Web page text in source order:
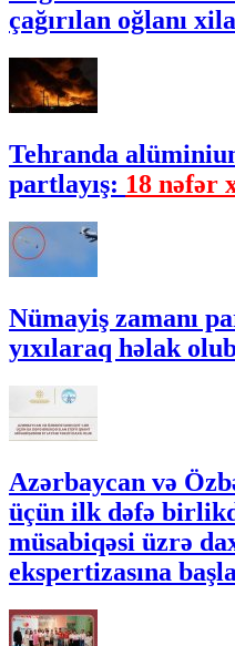
çağırılan oğlanı
Tehranda
partlayış: 18 nəfər
Nümayiş zamanı
yıxılaraq həlak
Azərbaycan və
üçün ilk dəfə
müsabiqəsi üzrə
ekspertizasına